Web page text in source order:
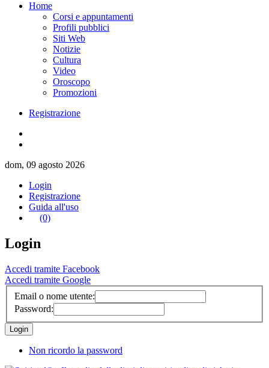
Home
Corsi e appuntamenti
Profili pubblici
Siti Web
Notizie
Cultura
Video
Oroscopo
Promozioni
Registrazione
dom, 09 agosto 2026
Login
Registrazione
Guida all'uso
(0)
Login
Accedi tramite Facebook
Accedi tramite Google
Email o nome utente:
Password:
Non ricordo la password